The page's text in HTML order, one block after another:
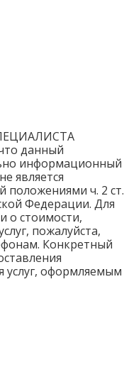
данный
информационный
является
положениями ч. 2 ст.
Федерации. Для
о стоимости,
пожалуйста,
Конкретный
услуг, оформляемым